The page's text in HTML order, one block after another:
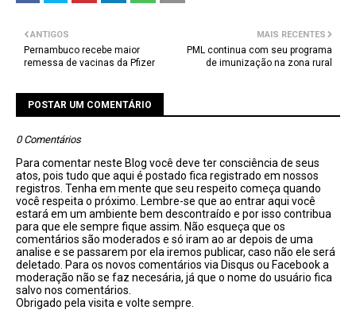
MAIS RECENTES
PML continua com seu programa
de imunização na zona rural
ANTIGOS
Pernambuco recebe maior
remessa de vacinas da Pfizer
POSTAR UM COMENTÁRIO
0 Comentários
Para comentar neste Blog você deve ter consciência de seus
atos, pois tudo que aqui é postado fica registrado em nossos
registros. Tenha em mente que seu respeito começa quando
você respeita o próximo. Lembre-se que ao entrar aqui você
estará em um ambiente bem descontraído e por isso contribua
para que ele sempre fique assim. Não esqueça que os
comentários são moderados e só iram ao ar depois de uma
analise e se passarem por ela iremos publicar, caso não ele será
deletado. Para os novos comentários via Disqus ou Facebook a
moderação não se faz necesária, já que o nome do usuário fica
salvo nos comentários.
Obrigado pela visita e volte sempre.